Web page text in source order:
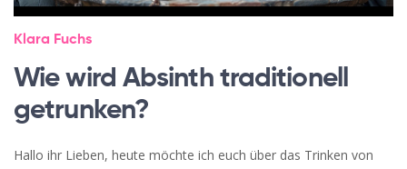
Klara Fuchs
Wie wird Absinth traditionell
getrunken?
Hallo ihr Lieben, heute möchte ich euch über das Trinken von